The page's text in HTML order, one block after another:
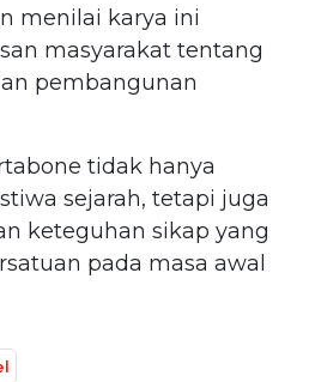
menilai karya ini
masyarakat tentang
pembangunan
tidak hanya
sejarah, tetapi juga
keteguhan sikap yang
pada masa awal